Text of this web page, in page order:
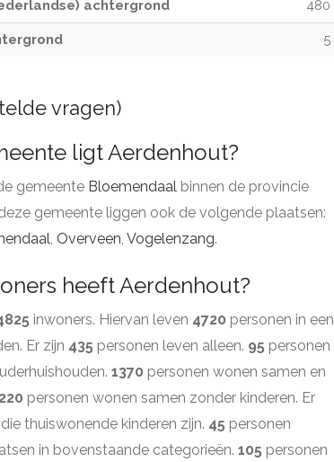
achtergrond 480
5
vragen)
ligt Aerdenhout?
gemeente Bloemendaal binnen de provincie
gemeente liggen ook de volgende plaatsen:
, Overveen, Vogelenzang.
heeft Aerdenhout?
inwoners. Hiervan leven 4720 personen in een
Er zijn 435 personen leven alleen. 95 personen
1370 personen wonen samen en
personen wonen samen zonder kinderen. Er
thuiswonende kinderen zijn. 45 personen
in bovenstaande categorieën. 105 personen